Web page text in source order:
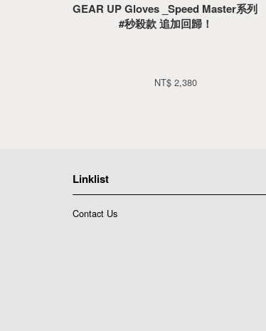
GEAR UP Gloves _Speed Master系列
#秒殺款 追加回歸！
NT$ 2,380
Linklist
Contact Us